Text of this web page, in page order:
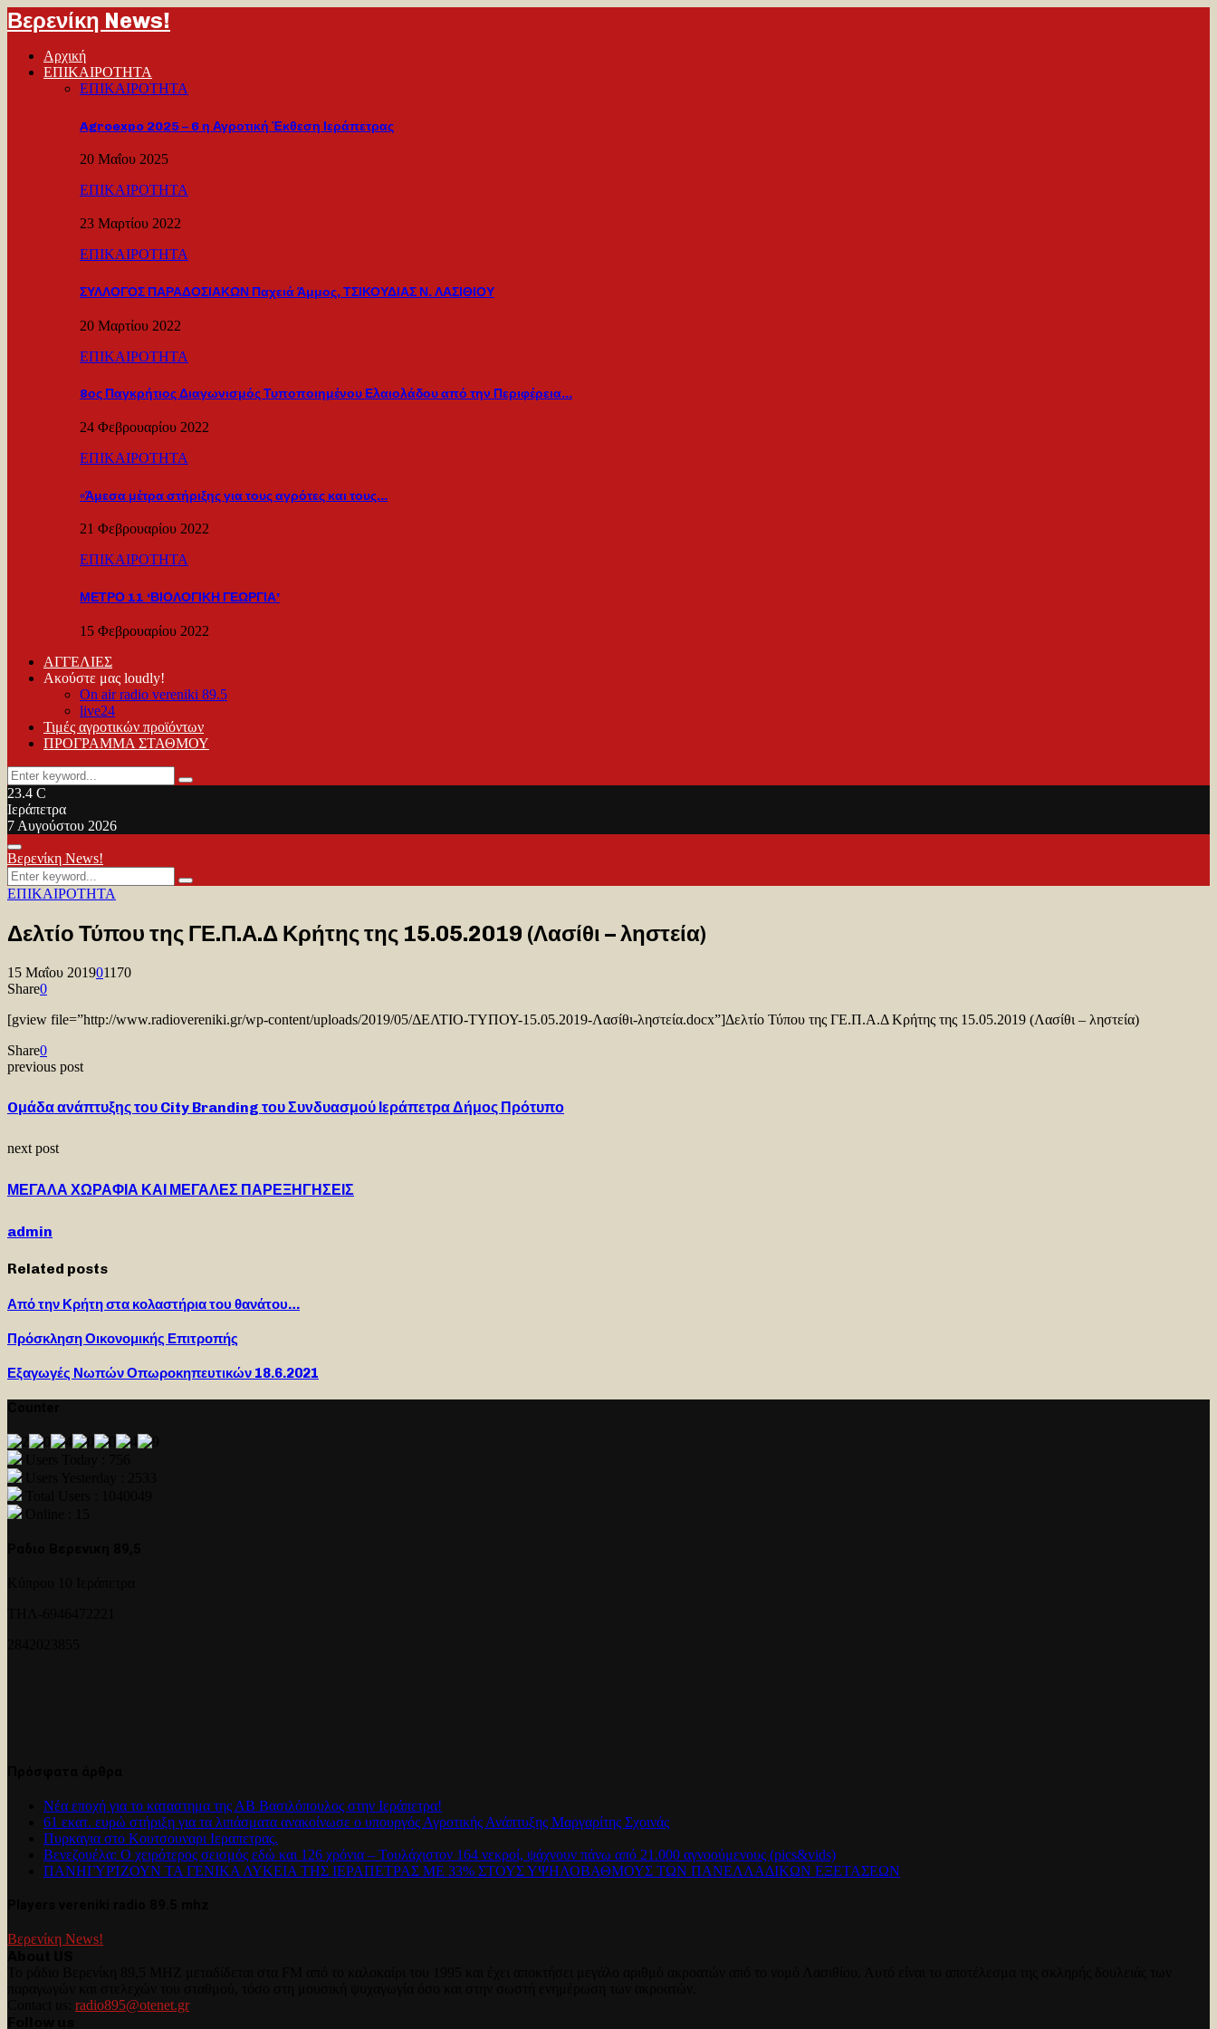
Βερενίκη News!
Αρχική
ΕΠΙΚΑΙΡΟΤΗΤΑ
ΕΠΙΚΑΙΡΟΤΗΤΑ
Agroexpo 2025 – 6 η Αγροτική Έκθεση Ιεράπετρας
20 Μαΐου 2025
ΕΠΙΚΑΙΡΟΤΗΤΑ
23 Μαρτίου 2022
ΕΠΙΚΑΙΡΟΤΗΤΑ
ΣΥΛΛΟΓΟΣ ΠΑΡΑΔΟΣΙΑΚΩΝ Παχειά Άμμος, ΤΣΙΚΟΥΔΙΑΣ Ν. ΛΑΣΙΘΙΟΥ
20 Μαρτίου 2022
ΕΠΙΚΑΙΡΟΤΗΤΑ
8ος Παγκρήτιος Διαγωνισμός Τυποποιημένου Ελαιολάδου από την Περιφέρεια…
24 Φεβρουαρίου 2022
ΕΠΙΚΑΙΡΟΤΗΤΑ
«Άμεσα μέτρα στήριξης για τους αγρότες και τους…
21 Φεβρουαρίου 2022
ΕΠΙΚΑΙΡΟΤΗΤΑ
ΜΕΤΡΟ 11 ‘ΒΙΟΛΟΓΙΚΗ ΓΕΩΡΓΙΑ’
15 Φεβρουαρίου 2022
ΑΓΓΕΛΙΕΣ
Ακούστε μας loudly!
On air radio vereniki 89.5
live24
Τιμές αγροτικών προϊόντων
ΠΡΟΓΡΑΜΜΑ ΣΤΑΘΜΟΥ
Search
for:
Search
23.4 C
Ιεράπετρα
7 Αυγούστου 2026
Facebook
Twitter
Youtube
Primary
Menu
Βερενίκη News!
Search
for:
Search
ΕΠΙΚΑΙΡΟΤΗΤΑ
Δελτίο Τύπου της ΓΕ.Π.Α.Δ Κρήτης της 15.05.2019 (Λασίθι – ληστεία)
15 Μαΐου 201901170
Share0
[gview file=”http://www.radiovereniki.gr/wp-content/uploads/2019/05/ΔΕΛΤΙΟ-ΤΥΠΟΥ-15.05.2019-Λασίθι-ληστεία.docx”]Δελτίο Τύπου της ΓΕ.Π.Α.Δ Κρήτης της 15.05.2019 (Λασίθι – ληστεία)
Share0
previous post
Oμάδα ανάπτυξης του City Branding του Συνδυασμού Ιεράπετρα Δήμος Πρότυπο
next post
ΜΕΓΑΛΑ ΧΩΡΑΦΙΑ ΚΑΙ ΜΕΓΑΛΕΣ ΠΑΡΕΞΗΓΗΣΕΙΣ
admin
Related posts
Από την Κρήτη στα κολαστήρια του θανάτου…
Πρόσκληση Οικονομικής Επιτροπής
Εξαγωγές Νωπών Οπωροκηπευτικών 18.6.2021
Νέα εποχή για το καταστημα της ΑΒ Βασιλόπουλος στην Ιεράπετρα!
61 εκατ. ευρώ στήριξη για τα λιπάσματα ανακοίνωσε ο υπουργός Αγροτικής Ανάπτυξης Μαργαρίτης Σχοινάς
Πυρκαγια στο Κουτσουναρι Ιεραπετρας.
Βενεζουέλα: Ο χειρότερος σεισμός εδώ και 126 χρόνια – Τουλάχιστον 164 νεκροί, ψάχνουν πάνω από 21.000 αγνοούμενους (pics&vids)
ΠΑΝΗΓΥΡΊΖΟΥΝ ΤΑ ΓΕΝΙΚΑ ΛΥΚΕΙΑ ΤΗΣ ΙΕΡΑΠΕΤΡΑΣ ΜΕ 33% ΣΤΟΥΣ ΥΨΗΛΟΒΑΘΜΟΥΣ ΤΩΝ ΠΑΝΕΛΛΑΔΙΚΩΝ ΕΞΕΤΑΣΕΩΝ
Βερενίκη News!
radio895@otenet.gr